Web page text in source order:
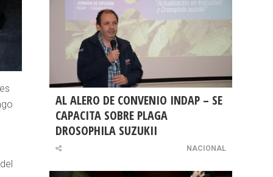
AL ALERO DE CONVENIO INDAP – SE
CAPACITA SOBRE PLAGA
DROSOPHILA SUZUKII
NACIONAL